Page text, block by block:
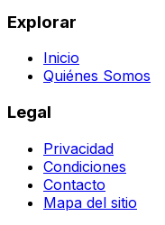
Explorar
Inicio
Quiénes Somos
Legal
Privacidad
Condiciones
Contacto
Mapa del sitio